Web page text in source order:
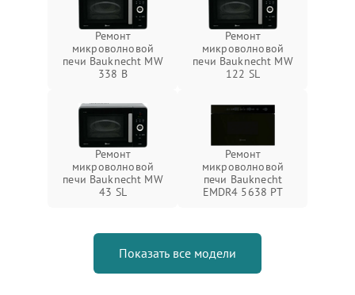
Ремонт
микроволновой
печи Bauknecht MW
338 B
Ремонт
микроволновой
печи Bauknecht MW
122 SL
Ремонт
микроволновой
печи Bauknecht MW
43 SL
Ремонт
микроволновой
печи Bauknecht
EMDR4 5638 PT
Показать все модели